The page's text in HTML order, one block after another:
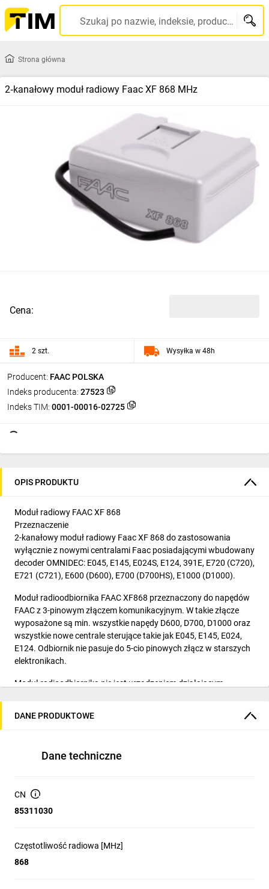
Szukaj po nazwie, indeksie, producencie, kodzie kreskowym...
Strona główna
2‑kanałowy moduł radiowy Faac XF 868 MHz
Producent: FAAC POLSKA
Indeks producenta: 27523
Indeks TIM: 0001-00016-02725
Cena:
2 szt. Wysyłka w 48h
OPIS PRODUKTU
Moduł radiowy FAAC XF 868
Przeznaczenie
2-kanałowy moduł radiowy Faac XF 868 do zastosowania
wyłącznie z nowymi centralami Faac posiadającymi wbudowany
decoder OMNIDEC: E045, E145, E024S, E124, 391E, E720 (C720),
E721 (C721), E600 (D600), E700 (D700HS), E1000 (D1000).
Moduł radioodbiornika FAAC XF868 przeznaczony do napędów
FAAC z 3-pinowym złączem komunikacyjnym. W takie złącze
wyposażone są min. wszystkie napędy D600, D700, D1000 oraz
wszystkie nowe centrale sterujące takie jak E045, E145, E024,
E124. Odbiornik nie pasuje do 5-cio pinowych złącz w starszych
elektronikach.
Moduł radioodbiornika nie jest urządzeniem działającym
który współpracuje z modułem.
Tylko zakup u autoryzowanego partnera marki FAAC (jakim
serwis i gwarancja realizowane na terenie kraju
profesjonalna obsługa
Odbiornik: Superheterodyna z wbudowaną anteną
DANE PRODUKTOWE
Dane techniczne
CN
85311030
Częstotliwość radiowa [MHz]
868